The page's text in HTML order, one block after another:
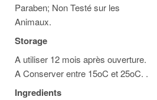
Paraben; Non Testé sur les
Animaux.
Storage
A utiliser 12 mois après ouverture.
A Conserver entre 15oC et 25oC. .
Ingredients